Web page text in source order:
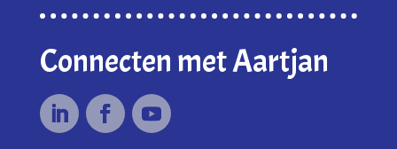
Connecten met Aartjan